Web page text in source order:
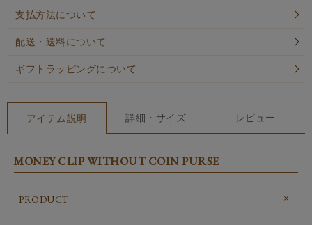
支払方法について
配送・送料について
ギフトラッピングについて
アイテム説明 詳細・サイズ レビュー
MONEY CLIP WITHOUT COIN PURSE
PRODUCT